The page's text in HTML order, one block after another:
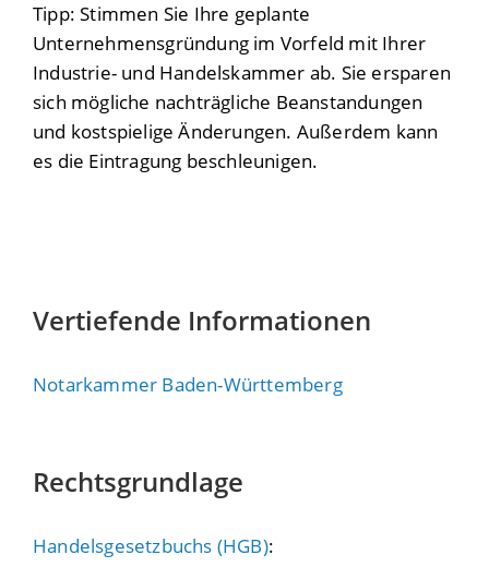
Tipp: Stimmen Sie Ihre geplante
Unternehmensgründung im Vorfeld mit Ihrer
Industrie- und Handelskammer ab. Sie ersparen
sich mögliche nachträgliche Beanstandungen
und kostspielige Änderungen. Außerdem kann
es die Eintragung beschleunigen.
Vertiefende Informationen
Notarkammer Baden-Württemberg
Rechtsgrundlage
Handelsgesetzbuchs (HGB):